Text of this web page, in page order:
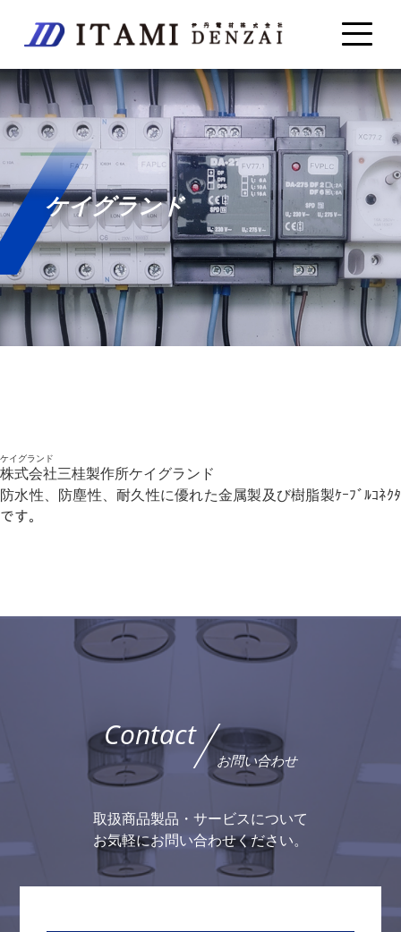
ケイグランド
ケイグランド
株式会社三桂製作所ケイグランド
防水性、防塵性、耐久性に優れた金属製及び樹脂製ｹｰﾌﾞﾙｺﾈｸﾀ
です。
Contact
お問い合わせ
取扱商品製品・サービスについて
お気軽にお問い合わせください。